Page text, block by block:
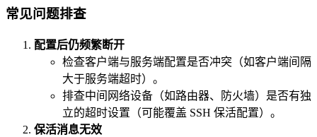
常见问题排查
配置后仍频繁断开
检查客户端与服务端配置是否冲突（如客户端间隔
大于服务端超时）。
排查中间网络设备（如路由器、防火墙）是否有独
立的超时设置（可能覆盖 SSH 保活配置）。
保活消息无效